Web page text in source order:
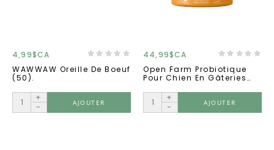
4,99$CA
WAWWAW Oreille De Boeuf
(50).
+
-
AJOUTER
44,99$CA
Open Farm Probiotique
Pour Chien En Gâteries
+
-
AJOUTER